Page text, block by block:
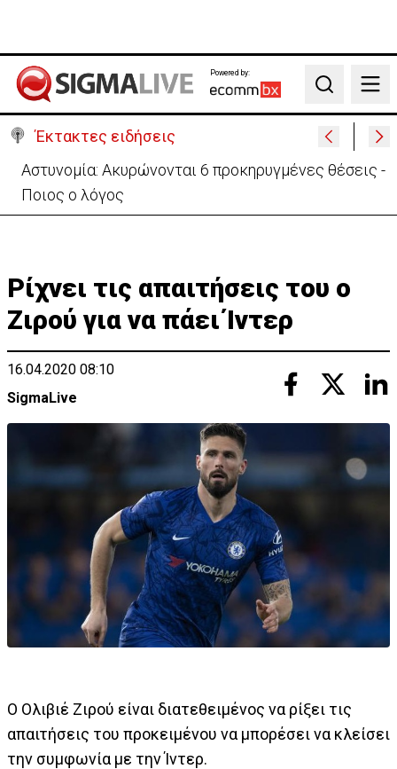
Powered by:
Search
Έκτακτες ειδήσεις
Β. Βάσεις για κεραίες: Δεν διαπιστώθηκε αυξημένη
συχνότητα εμφάνισης καρκίνου
Ρίχνει τις απαιτήσεις του ο
Ζιρού για να πάει Ίντερ
16.04.2020 08:10
SigmaLive
Ο Ολιβιέ Ζιρού είναι διατεθειμένος να ρίξει τις
απαιτήσεις του προκειμένου να μπορέσει να κλείσει
την συμφωνία με την Ίντερ.